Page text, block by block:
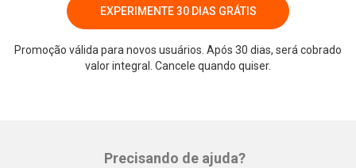
EXPERIMENTE 30 DIAS GRÁTIS
Promoção válida para novos usuários. Após 30 dias, será cobrado
valor integral. Cancele quando quiser.
Precisando de ajuda?
Whatsapp Facebook Twitter